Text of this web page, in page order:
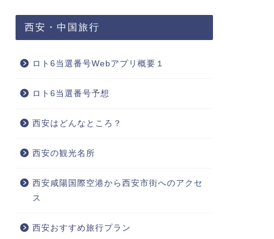
西安・中国旅行
ロト6当選番号Webアプリ概要１
ロト6当選番号予想
西安はどんなところ？
西安の観光名所
西安咸陽国際空港から西安市街へのアクセ
ス
西安おすすめ旅行プラン